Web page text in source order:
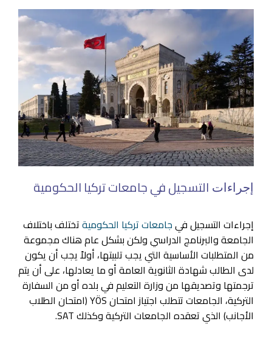
إجراءات التسجيل في جامعات تركيا الحكومية
إجراءات التسجيل فيجامعات تركيا الحكوميةتختلف باختلاف
الجامعة والبرنامج الدراسي ولكن بشكل عام هناك مجموعة
من المتطلبات الأساسية التي يجب تلبيتها، أولاً يجب أن يكون
لدى الطالب شهادة الثانوية العامة أو ما يعادلها، على أن يتم
ترجمتها وتصديقها من وزارة التعليم في بلده أو من السفارة
التركية، الجامعات تتطلب اجتياز امتحان YÖS (امتحان الطلاب
الأجانب) الذي تعقده الجامعات التركية وكذلك SAT.